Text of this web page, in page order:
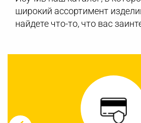
широкий ассортимент
найдете что-то, что вас